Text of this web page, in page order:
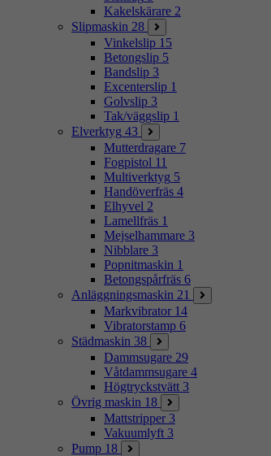
Kakelskärare 2
Slipmaskin 28
Vinkelslip 15
Betongslip 5
Bandslip 3
Excenterslip 1
Golvslip 3
Tak/väggslip 1
Elverktyg 43
Mutterdragare 7
Fogpistol 11
Multiverktyg 5
Handöverfräs 4
Elhyvel 2
Lamellfräs 1
Mejselhammare 3
Nibblare 3
Popnitmaskin 1
Betongspårfräs 6
Anläggningsmaskin 21
Markvibrator 14
Vibratorstamp 6
Städmaskin 38
Dammsugare 29
Våtdammsugare 4
Högtryckstvätt 3
Övrig maskin 18
Mattstripper 3
Vakuumlyft 3
Pump 18